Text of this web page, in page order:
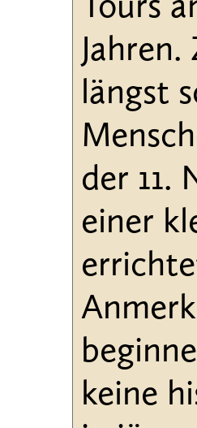
Tours
längst
der 11.
einer
keine